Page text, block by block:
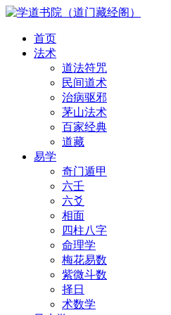
首页
法术
道法符咒
民间道术
治病驱邪
茅山法术
百家经典
道藏
易学
奇门遁甲
六壬
六爻
相面
四柱八字
命理学
梅花易数
紫微斗数
择日
术数学